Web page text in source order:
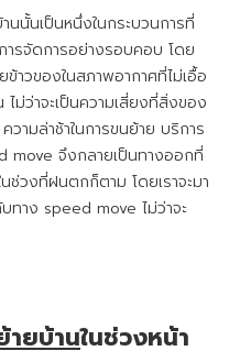
นนั้นเป็นหนึ่งในกระบวนการที่
รจัดการอย่างรอบคอบ โดย
าวของในสภาพอากาศที่ไม่เอื้อ
ม่ว่าจะเป็นความเสี่ยงที่สิ่งของ
ามล่าช้าในการขนย้าย บริการ
move จึงกลายเป็นทางออกที่
ช่วงที่ฝนตกก็ตาม โดยเราจะมา
บทาง speed move ไม่ว่าจะ
ายบ้านในช่วงหน้า